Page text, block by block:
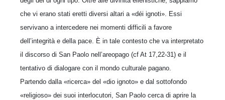
che vi erano stati eretti diversi altari a «déi ignoti». Essi
servivano a intercedere nei momenti difficili a favore
dell’integrità e della pace. È in tale contesto che va interpretato
il discorso di San Paolo nell’areopago (cf At 17,22-31) e il
tentativo di dialogare con il mondo culturale pagano.
Partendo dalla «ricerca» del «dio ignoto» e dal sottofondo
«religioso» dei suoi interlocutori, San Paolo cerca di aprire la